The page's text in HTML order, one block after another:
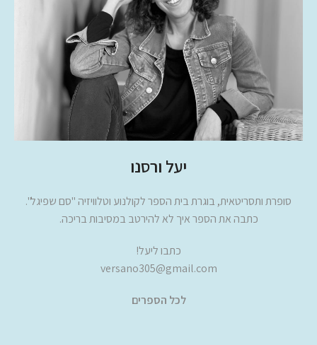
יעל ורסנו
סופרת ותסריטאית, בוגרת בית הספר לקולנוע וטלוויזיה "סם שפיגל".
כתבה את הספר איך לא להירטב במסיבות בריכה.
כתבו ליעל!
versano305@gmail.com
לכל הספרים